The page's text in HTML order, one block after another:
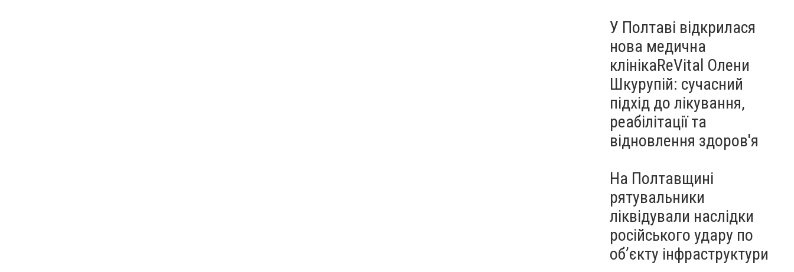
У Полтаві відкрилася
нова медична
клінікаReVital Олени
Шкурупій: сучасний
підхід до лікування,
реабілітації та
відновлення здоров'я
На Полтавщині
рятувальники
ліквідували наслідки
російського удару по
об’єкту інфраструктури